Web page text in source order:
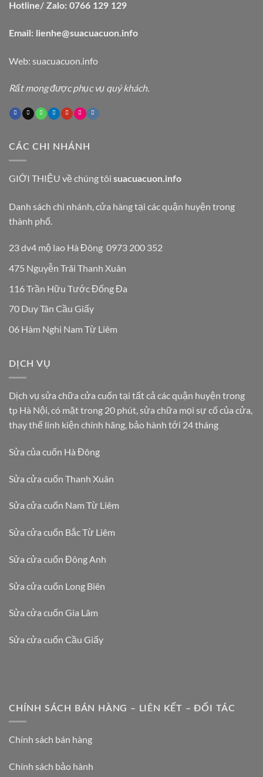
Hotline/ Zalo: 0766 129 129
Email: lienhe@suacuacuon.info
Web: suacuacuon.info
Rất mong được phục vụ quý khách.
CÁC CHI NHÁNH
GIỚI THIỆU về chúng tôi suacuacuon.info
Danh sách chi nhánh, cửa hàng tại các quận huyện trong
thành phố.
23 dv4 mộ lao Hà Đông 0973 200 352
475 Nguyễn Trãi Thanh Xuân
116 Trần Hữu Tước Đống Đa
70 Duy Tân Cầu Giấy
06 Hàm Nghi Nam Từ Liêm
DỊCH VỤ
Dịch vụ sửa chữa cửa cuốn tại tất cả các quận huyện trong
tp Hà Nội, có mặt trong 20 phút, sửa chữa mọi sự cố của cửa,
thay thế linh kiện chính hãng, bảo hành tới 24 tháng
Sửa của cuốn Hà Đông
Sửa cửa cuốn Thanh Xuân
Sửa cửa cuốn Nam Từ Liêm
Sửa cửa cuốn Bắc Từ Liêm
Sửa cửa cuốn Đông Anh
Sửa cửa cuốn Long Biên
Sửa cửa cuốn Gia Lâm
Sửa cửa cuốn Cầu Giấy
CHÍNH SÁCH BÁN HÀNG – LIÊN KẾT – ĐỐI TÁC
Chính sách bán hàng
Chính sách bảo hành